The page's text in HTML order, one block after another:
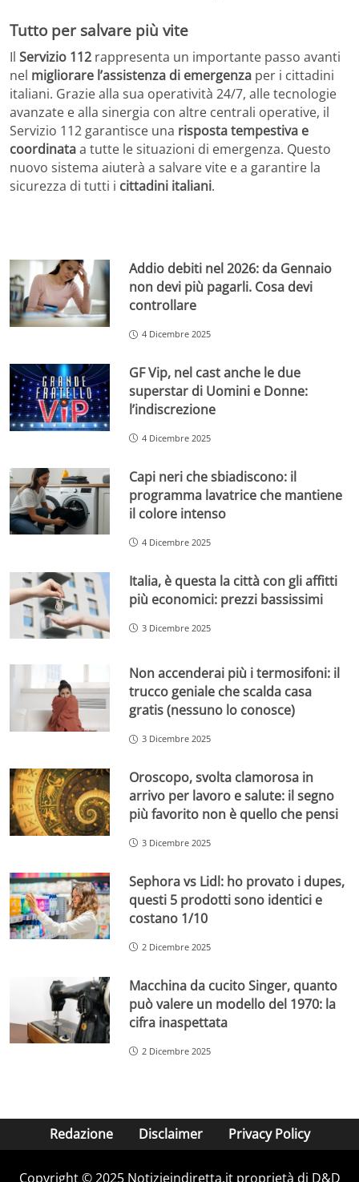
Tutto per salvare più vite
Il Servizio 112 rappresenta un importante passo avanti
nel migliorare l’assistenza di emergenza per i cittadini
italiani. Grazie alla sua operatività 24/7, alle tecnologie
avanzate e alla sinergia con altre centrali operative, il
Servizio 112 garantisce una risposta tempestiva e
coordinataa tutte le situazioni di emergenza. Questo
nuovo sistema aiuterà a salvare vite e a garantire la
sicurezza di tutti i cittadini italiani.
Addio debiti nel 2026: da Gennaio
non devi più pagarli. Cosa devi
controllare
4 Dicembre 2025
GF Vip, nel cast anche le due
superstar di Uomini e Donne:
l’indiscrezione
4 Dicembre 2025
Capi neri che sbiadiscono: il
programma lavatrice che mantiene
il colore intenso
4 Dicembre 2025
Italia, è questa la città con gli affitti
più economici: prezzi bassissimi
3 Dicembre 2025
Non accenderai più i termosifoni: il
trucco geniale che scalda casa
gratis (nessuno lo conosce)
3 Dicembre 2025
Oroscopo, svolta clamorosa in
arrivo per lavoro e salute: il segno
più favorito non è quello che pensi
3 Dicembre 2025
Sephora vs Lidl: ho provato i dupes,
questi 5 prodotti sono identici e
costano 1/10
2 Dicembre 2025
Macchina da cucito Singer, quanto
può valere un modello del 1970: la
cifra inaspettata
2 Dicembre 2025
Redazione Disclaimer Privacy Policy
Copyright © 2025 Notizieindiretta.it proprietà di D&D